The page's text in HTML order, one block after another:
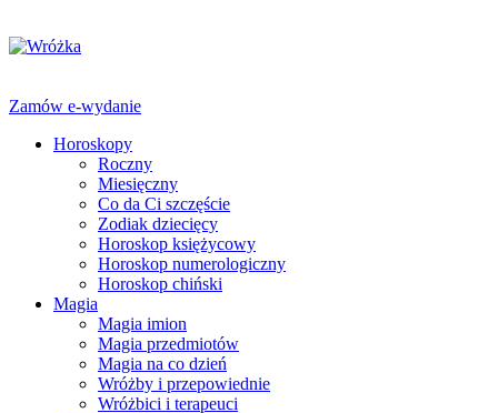
Zamów e-wydanie
Horoskopy
Roczny
Miesięczny
Co da Ci szczęście
Zodiak dziecięcy
Horoskop księżycowy
Horoskop numerologiczny
Horoskop chiński
Magia
Magia imion
Magia przedmiotów
Magia na co dzień
Wróżby i przepowiednie
Wróżbici i terapeuci